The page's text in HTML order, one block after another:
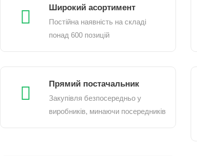
Широкий асортимент
Постійна наявність на складі
понад 600 позицій
Прямий постачальник
Закупівля безпосередньо у
виробників, минаючи посередників